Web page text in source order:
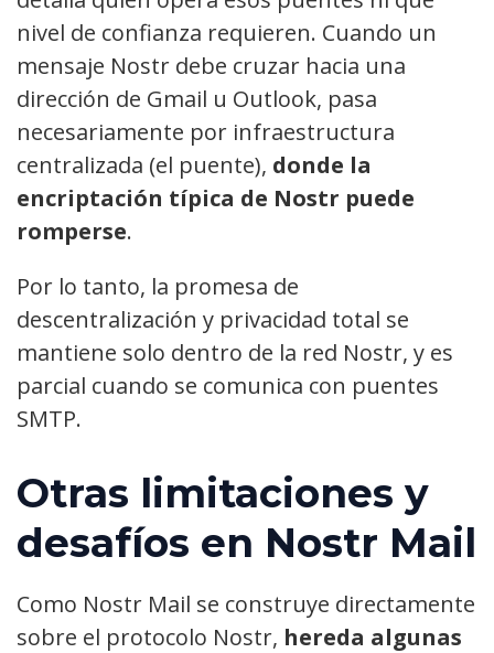
nivel de confianza requieren. Cuando un
mensaje Nostr debe cruzar hacia una
dirección de Gmail u Outlook, pasa
necesariamente por infraestructura
centralizada (el puente), donde la
encriptación típica de Nostr puede
romperse.
Por lo tanto, la promesa de
descentralización y privacidad total se
mantiene solo dentro de la red Nostr, y es
parcial cuando se comunica con puentes
SMTP.
Otras limitaciones y
desafíos en Nostr Mail
Como Nostr Mail se construye directamente
sobre el protocolo Nostr, hereda algunas